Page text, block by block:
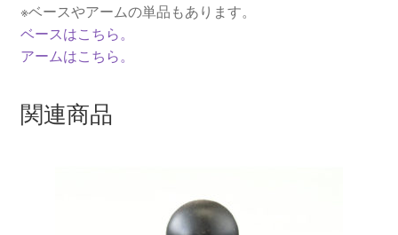
個
※ベースやアームの単品もあります。
ベースはこちら。
アームはこちら。
関連商品